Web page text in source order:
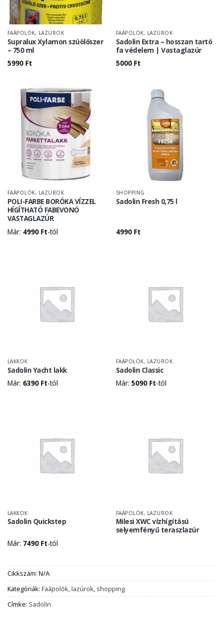
FAÁPOLÓK, LAZÚROK
Supralux Xylamon szúölőszer
– 750 ml
5990 Ft
FAÁPOLÓK, LAZÚROK
Sadolin Extra – hosszan tartó
fa védelem | Vastaglazúr
5000 Ft
FAÁPOLÓK, LAZÚROK
POLI-FARBE BORÓKA VÍZZEL
HÍGÍTHATÓ FABEVONÓ
VASTAGLAZÚR
Már: 4990 Ft-tól
SHOPPING
Sadolin Fresh 0,75 l
4990 Ft
LAKKOK
Sadolin Yacht lakk
Már: 6390 Ft-tól
FAÁPOLÓK, LAZÚROK
Sadolin Classic
Már: 5090 Ft-tól
LAKKOK
Sadolin Quickstep
Már: 7490 Ft-tól
FAÁPOLÓK, LAZÚROK
Milesi XWC vízhígítású
selyemfényű teraszlazúr
Cikkszám: N/A
Kategóriák: Faápolók, lazúrok, shopping
Címke: Sadolin